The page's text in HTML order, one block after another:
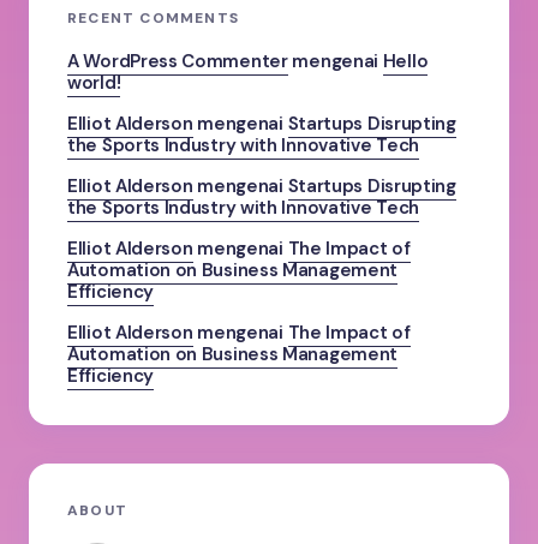
RECENT COMMENTS
A WordPress Commentermengenai Hello
world!
Elliot Alderson mengenai Startups Disrupting
the Sports Industry with Innovative Tech
Elliot Alderson mengenai Startups Disrupting
the Sports Industry with Innovative Tech
Elliot Alderson mengenai The Impact of
Automation on Business Management
Efficiency
Elliot Alderson mengenai The Impact of
Automation on Business Management
Efficiency
ABOUT